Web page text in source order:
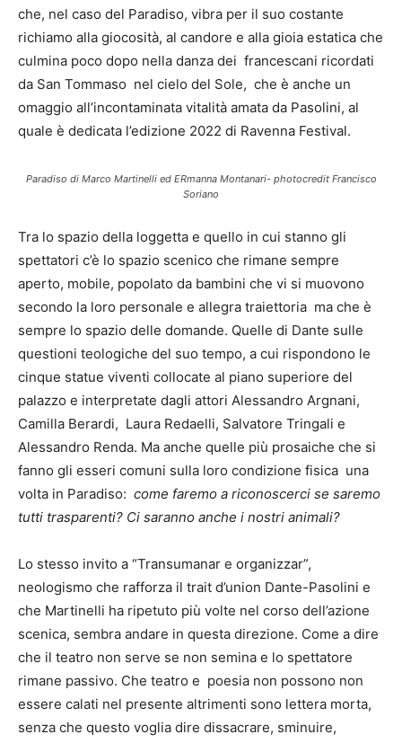
che, nel caso del Paradiso, vibra per il suo costante
richiamo alla giocosità, al candore e alla gioia estatica che
culmina poco dopo nella danza dei francescani ricordati
da San Tommaso nel cielo del Sole, che è anche un
omaggio all’incontaminata vitalità amata da Pasolini, al
quale è dedicata l’edizione 2022 di Ravenna Festival.
Paradiso di Marco Martinelli ed ERmanna Montanari- photocredit Francisco
Soriano
Tra lo spazio della loggetta e quello in cui stanno gli
spettatori c’è lo spazio scenico che rimane sempre
aperto, mobile, popolato da bambini che vi si muovono
secondo la loro personale e allegra traiettoria ma che è
sempre lo spazio delle domande. Quelle di Dante sulle
questioni teologiche del suo tempo, a cui rispondono le
cinque statue viventi collocate al piano superiore del
palazzo e interpretate dagli attori Alessandro Argnani,
Camilla Berardi, Laura Redaelli, Salvatore Tringali e
Alessandro Renda. Ma anche quelle più prosaiche che si
fanno gli esseri comuni sulla loro condizione fisica una
volta in Paradiso: come faremo a riconoscerci se saremo
tutti trasparenti? Ci saranno anche i nostri animali?
Lo stesso invito a “Transumanar e organizzar”,
neologismo che rafforza il trait d’union Dante-Pasolini e
che Martinelli ha ripetuto più volte nel corso dell’azione
scenica, sembra andare in questa direzione. Come a dire
che il teatro non serve se non semina e lo spettatore
rimane passivo. Che teatro e poesia non possono non
essere calati nel presente altrimenti sono lettera morta,
senza che questo voglia dire dissacrare, sminuire,